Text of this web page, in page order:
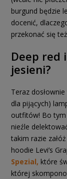
burgund będzie
docenić,
przekonać się
Deep red
jesieni?
Teraz
dla pijących)
outfitów! Bo tym
nieźle
takim razie
hoodie Levi’s
Spezial, które
której